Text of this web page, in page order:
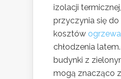
izolacji
przyczynia się do
kosztów
chłodzenia
budynki z
mogą znacząco